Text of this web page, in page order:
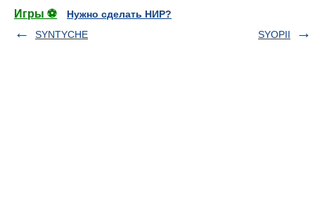
Игры ⚽
Нужно сделать НИР?
SYNTYCHE
SYOPII